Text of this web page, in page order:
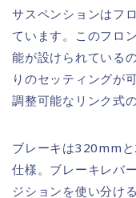
サスペンションはフ
ています。このフロ
能が設けられている
りのセッティングが
調整可能なリンク式
ブレーキは320mm
仕様。ブレーキレバ
ジションを使い分け